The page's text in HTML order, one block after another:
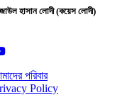
হাসান লোদী (কয়েস লোদী)
পরিবার
Policy